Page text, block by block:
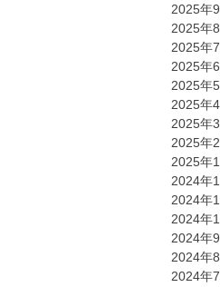
2025年9
2025年8
2025年7
2025年6
2025年5
2025年4
2025年3
2025年2
2025年1
2024年
2024年
2024年
2024年9
2024年8
2024年7